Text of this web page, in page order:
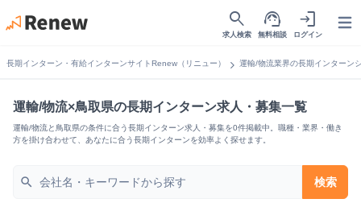
search
求人検索
support_agent
無料相談
login
ログイン
長期インターン・有給インターンサイトRenew（リニュー） chevron_right 運輸/物流業界の長期インターン
運輸/物流×鳥取県の長期インターン求人・募集一覧
運輸/物流と鳥取県の条件に合う長期インターン求人・募集を0件掲載中。職種・業界・働き
方を掛け合わせて、あなたに合う長期インターンを効率よく探せます。
search 検索